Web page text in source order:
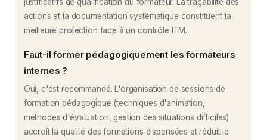
actions et la documentation systématique constituent la
meilleure protection face à un contrôle ITM.
Faut-il former pédagogiquement les formateurs
internes ?
Oui, c'est recommandé. L'organisation de sessions de
formation pédagogique (techniques d'animation,
méthodes d'évaluation, gestion des situations difficiles)
accroît la qualité des formations dispensées et réduit le